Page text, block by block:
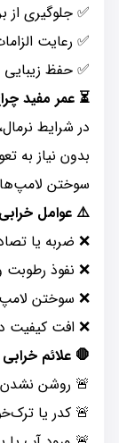
✅ جلوگیری از
✅ رعایت
✅ حفظ
⏳ عمر مفید
در شرایط
بدون نیاز به
سوختن
⚠️ عوامل
❌ ضربه یا
❌ نفوذ رطوبت
❌ سوختن
❌ افت کیفیت
🛑 علائم
🚨 روشن نشدن
🚨 کدر یا